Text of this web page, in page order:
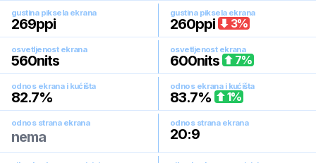
gustina piksela ekrana
269ppi
gustina piksela ekrana
260ppi 3%
osvetljenost ekrana
560nits
osvetljenost ekrana
600nits 7%
odnos ekrana i kućišta
82.7%
odnos ekrana i kućišta
83.7% 1%
odnos strana ekrana
nema
odnos strana ekrana
20:9